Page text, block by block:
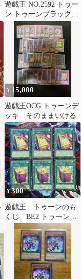
遊戯王 NO.2592 トゥー
ン トゥーンブラックマ
ジシャン レッドアイズ
トゥーンドラゴン トゥ
ーンサイバードラゴン
トゥーンバスターブレ
イダー トゥーンリボル
バードラゴン トゥーン
ワールド 各3枚 計18枚
¥ 15,000
遊戯王OCG トゥーンデ
ッキ そのままいける
¥300
遊戯王 トゥーンのも
くじ BE2 トゥーンワ
ールド 2期 ノーマ
ル 各3枚